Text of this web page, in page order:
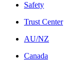
Safety
Trust Center
AU/NZ
Canada